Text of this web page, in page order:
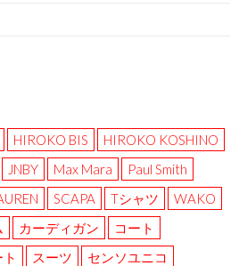
HIROKO BIS
HIROKO KOSHINO
JNBY Max Mara
Paul Smith
SCAPA Tシャツ
WAKO
カーディガン
コート
スーツ
センソユニコ